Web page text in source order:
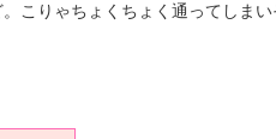
こりゃちょくちょく通ってしまい